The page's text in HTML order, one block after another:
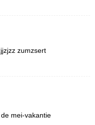
zumzsert
mei-vakantie